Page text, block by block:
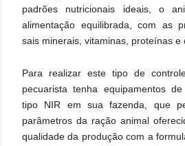
padrões nutricionais ideais, o
alimentação equilibrada, com as
sais minerais, vitaminas, proteínas e
Para realizar este tipo de
pecuarista tenha equipamentos
tipo NIR em sua fazenda, que
parâmetros da ração animal
qualidade da produção com a